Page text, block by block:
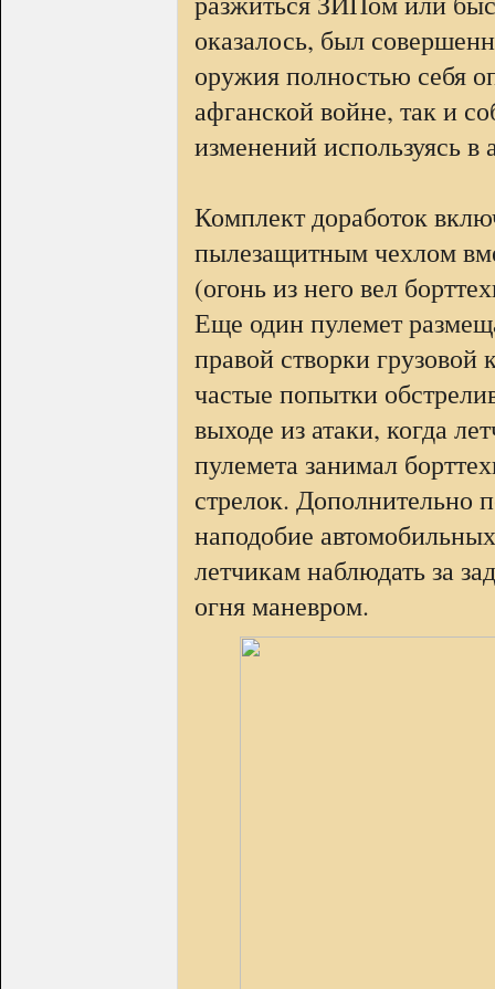
оказалось, был
оружия полностью себя
афганской войне, так и
изменений используясь
Комплект доработок
пылезащитным чехлом
(огонь из него вел
Еще один пулемет
правой створки грузовой
частые попытки
выходе из атаки, когда
пулемета занимал
стрелок. Дополнительно
наподобие
летчикам наблюдать за
огня маневром.